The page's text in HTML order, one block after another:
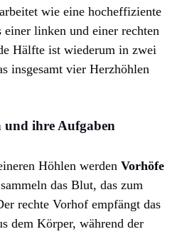
wie eine hocheffiziente
einer linken und einer rechten
Hälfte ist wiederum in zwei
insgesamt vier Herzhöhlen
und ihre Aufgaben
Höhlen werden Vorhöfe
das Blut, das zum
rechte Vorhof empfängt das
dem Körper, während der